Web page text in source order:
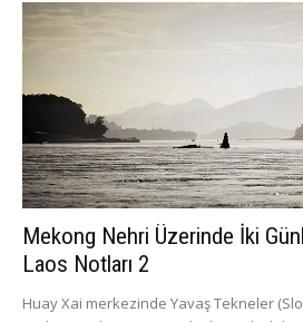
Mekong Nehri Üzerinde İki
Laos Notları 2
Huay Xai merkezinde Yavaş Tekneler